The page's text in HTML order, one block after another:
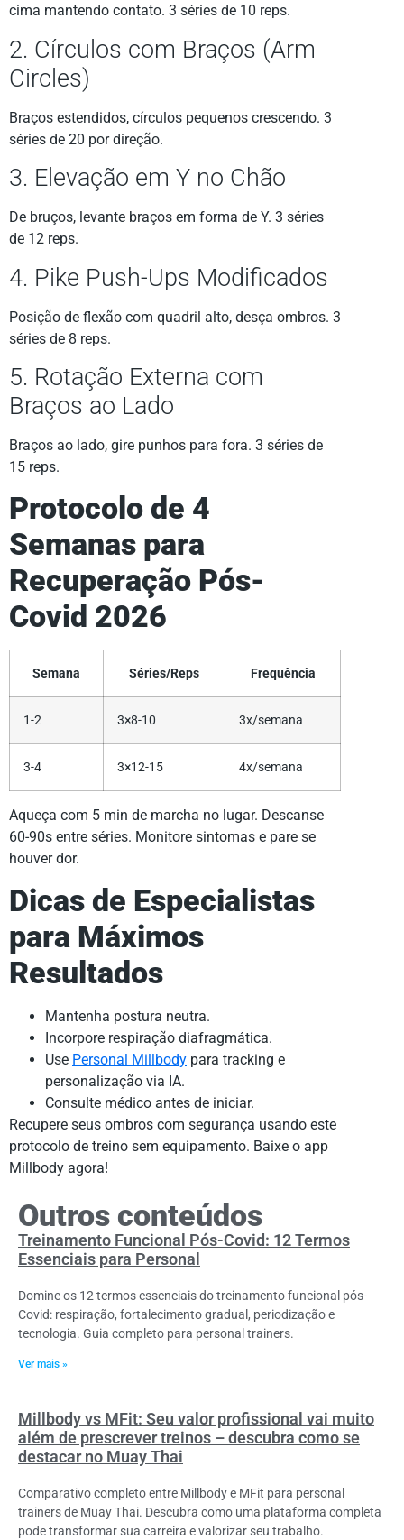
cima mantendo contato. 3 séries de 10 reps.
2. Círculos com Braços (Arm
Circles)
Braços estendidos, círculos pequenos crescendo. 3
séries de 20 por direção.
3. Elevação em Y no Chão
De bruços, levante braços em forma de Y. 3 séries
de 12 reps.
4. Pike Push-Ups Modificados
Posição de flexão com quadril alto, desça ombros. 3
séries de 8 reps.
5. Rotação Externa com
Braços ao Lado
Braços ao lado, gire punhos para fora. 3 séries de
15 reps.
Protocolo de 4
Semanas para
Recuperação Pós-
Covid 2026
Semana Séries/Reps Frequência
1-2 3×8-10 3x/semana
3-4 3×12-15 4x/semana
Aqueça com 5 min de marcha no lugar. Descanse
60-90s entre séries. Monitore sintomas e pare se
houver dor.
Dicas de Especialistas
para Máximos
Resultados
Mantenha postura neutra.
Incorpore respiração diafragmática.
Use Personal Millbody para tracking e
personalização via IA.
Consulte médico antes de iniciar.
Recupere seus ombros com segurança usando este
protocolo de treino sem equipamento. Baixe o app
Millbody agora!
Outros conteúdos
Treinamento Funcional Pós-Covid: 12 Termos
Essenciais para Personal
Domine os 12 termos essenciais do treinamento funcional pós-
Covid: respiração, fortalecimento gradual, periodização e
tecnologia. Guia completo para personal trainers.
Ver mais »
Millbody vs MFit: Seu valor profissional vai muito
além de prescrever treinos – descubra como se
destacar no Muay Thai
Comparativo completo entre Millbody e MFit para personal
trainers de Muay Thai. Descubra como uma plataforma completa
pode transformar sua carreira e valorizar seu trabalho.